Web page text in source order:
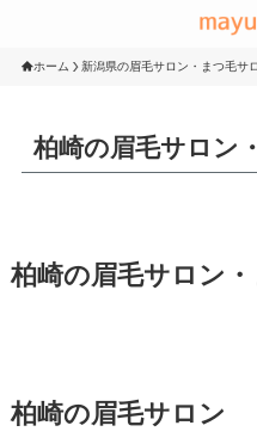
ホーム 新潟県の眉毛サロン・まつ毛サ
柏崎の眉毛サロン
柏崎の眉毛サロン
柏崎の眉毛サロン